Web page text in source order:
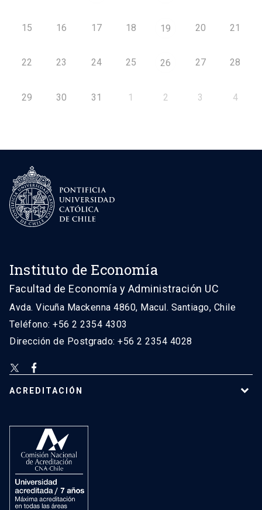
15 16 17 18 19 20 21
22 23 24 25 26 27 28
29 30 31 1 2 3 4
Instituto de Economía
Facultad de Economía y Administración UC
Avda. Vicuña Mackenna 4860, Macul. Santiago, Chile
Teléfono: +56 2 2354 4303
Dirección de Postgrado: +56 2 2354 4028
ACREDITACIÓN